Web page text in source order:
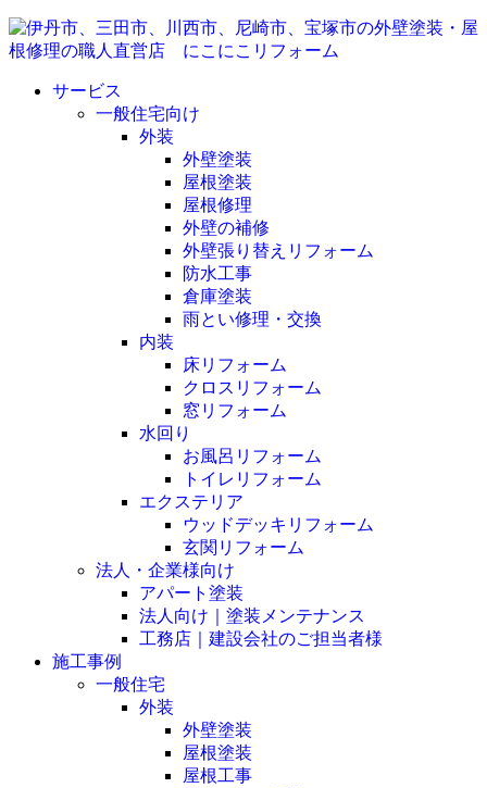
サービス
一般住宅向け
外装
外壁塗装
屋根塗装
屋根修理
外壁の補修
外壁張り替えリフォーム
防水工事
倉庫塗装
雨とい修理・交換
内装
床リフォーム
クロスリフォーム
窓リフォーム
水回り
お風呂リフォーム
トイレリフォーム
エクステリア
ウッドデッキリフォーム
玄関リフォーム
法人・企業様向け
アパート塗装
法人向け｜塗装メンテナンス
工務店｜建設会社のご担当者様
施工事例
一般住宅
外装
外壁塗装
屋根塗装
屋根工事